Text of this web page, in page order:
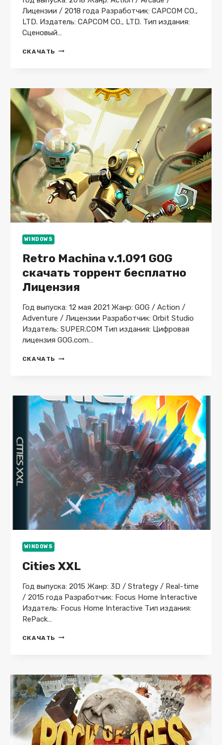
Лицензии / 2018 года Разработчик: CAPCOM CO.,
LTD. Издатель: CAPCOM CO., LTD. Тип издания:
Cценовый…
СКАЧАТЬ MEGA
БЕСПЛАТНО
ЛИЦЕНЗИЯ
WINDOWS
Retro Machina v.1.091 GOG
скачать торрент бесплатно
Лицензия
Год выпуска: 12 мая 2021 Жанр: GOG / Action /
Adventure / Лицензии Разработчик: Orbit Studio
Издатель: SUPER.COM Тип издания: Цифровая
лицензия GOG.com…
СКАЧАТЬ RETRO
ТОРРЕНТ
БЕСПЛАТНО
ЛИЦЕНЗИЯ
WINDOWS
Cities XXL
Год выпуска: 2015 Жанр: 3D / Strategy / Real-time
/ 2015 года Разработчик: Focus Home Interactive
Издатель: Focus Home Interactive Тип издания:
RePack…
СКАЧАТЬ CITIES